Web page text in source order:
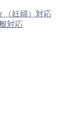
（妊婦）対応
対応